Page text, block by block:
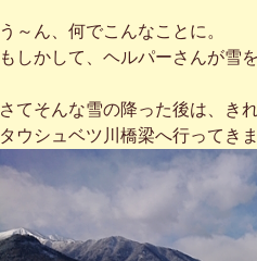
う～ん、何でこんなことに。
もしかして、ヘルパーさんが雪
さてそんな雪の降った後は、き
タウシュベツ川橋梁へ行ってきま